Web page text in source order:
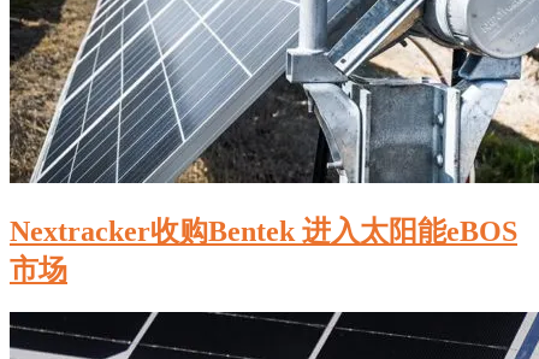
Nextracker收购Bentek 进入太阳能eBOS
市场